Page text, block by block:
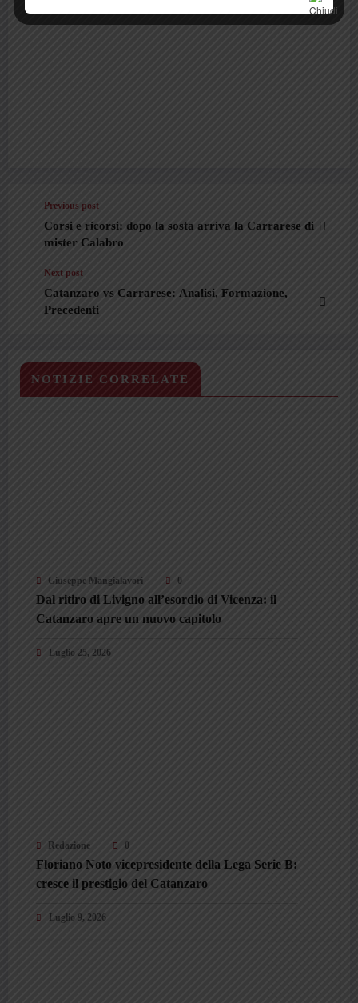
Previous post
Corsi e ricorsi: dopo la sosta arriva la Carrarese di
mister Calabro
Next post
Catanzaro vs Carrarese: Analisi, Formazione,
Precedenti
NOTIZIE CORRELATE
Giuseppe Mangialavori 0
Dal ritiro di Livigno all’esordio di Vicenza: il
Catanzaro apre un nuovo capitolo
Luglio 25, 2026
Redazione 0
Floriano Noto vicepresidente della Lega Serie B:
cresce il prestigio del Catanzaro
Luglio 9, 2026